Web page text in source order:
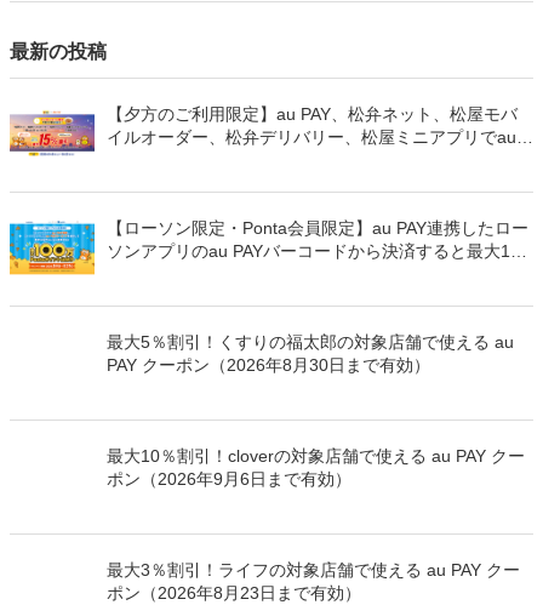
最新の投稿
【夕方のご利用限定】au PAY、松弁ネット、松屋モバ
イルオーダー、松弁デリバリー、松屋ミニアプリでau
【ローソン限定・Ponta会員限定】au PAY連携したロー
ソンアプリのau PAYバーコードから決済すると最大100
最大5％割引！くすりの福太郎の対象店舗で使える au
PAY クーポン（2026年8月30日まで有効）
最大10％割引！cloverの対象店舗で使える au PAY クー
ポン（2026年9月6日まで有効）
最大3％割引！ライフの対象店舗で使える au PAY クー
ポン（2026年8月23日まで有効）